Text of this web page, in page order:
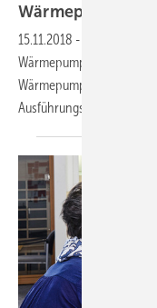
Wärmepumpen-
15.11.2018 -
Wärmepumpen-
Wärmepumpenreihe E-
Ausführungs-Varianten.